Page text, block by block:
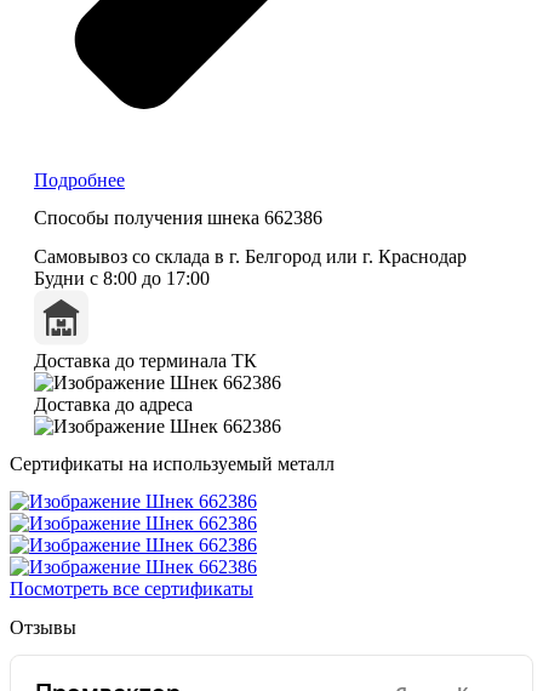
Подробнее
Способы получения шнека 662386
Самовывоз со склада в г. Белгород или г. Краснодар
Будни с 8:00 до 17:00
Доставка до терминала ТК
Доставка до адреса
Сертификаты на используемый металл
Посмотреть все сертификаты
Отзывы